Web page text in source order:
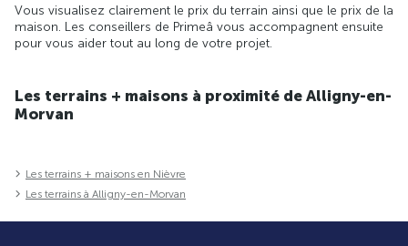
Vous visualisez clairement le prix du terrain ainsi que le prix de la
maison. Les conseillers de Primeâ vous accompagnent ensuite
pour vous aider tout au long de votre projet.
Les terrains + maisons à proximité de Alligny-en-
Morvan
Les terrains + maisons en Nièvre
Les terrains à Alligny-en-Morvan